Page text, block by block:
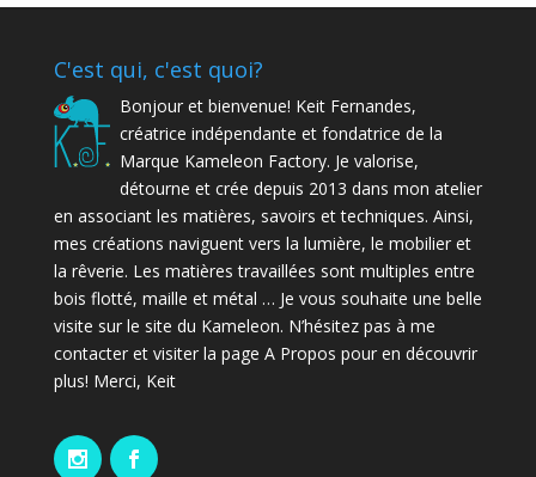
C'est qui, c'est quoi?
Bonjour et bienvenue! Keit Fernandes,
créatrice indépendante et fondatrice de la
Marque Kameleon Factory. Je valorise,
détourne et crée depuis 2013 dans mon atelier
en associant les matières, savoirs et techniques. Ainsi,
mes créations naviguent vers la lumière, le mobilier et
la rêverie. Les matières travaillées sont multiples entre
bois flotté, maille et métal … Je vous souhaite une belle
visite sur le site du Kameleon. N’hésitez pas à me
contacter et visiter la page A Propos pour en découvrir
plus! Merci, Keit